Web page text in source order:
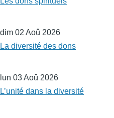
dim 02 Aoû 2026
La diversité des dons
lun 03 Aoû 2026
L’unité dans la diversité